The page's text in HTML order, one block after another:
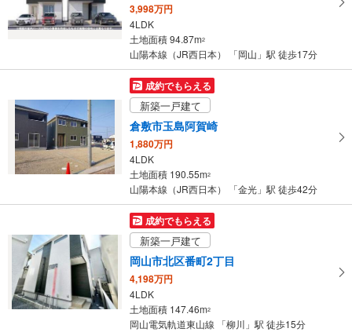
3,998万円
4LDK
土地面積 94.87m2
山陽本線（JR西日本） 「岡山」駅 徒歩17分
成約でもらえる
新築一戸建て
倉敷市玉島阿賀崎
1,880万円
4LDK
土地面積 190.55m2
山陽本線（JR西日本） 「金光」駅 徒歩42分
成約でもらえる
新築一戸建て
岡山市北区番町2丁目
4,198万円
4LDK
土地面積 147.46m2
岡山電気軌道東山線 「柳川」駅 徒歩15分